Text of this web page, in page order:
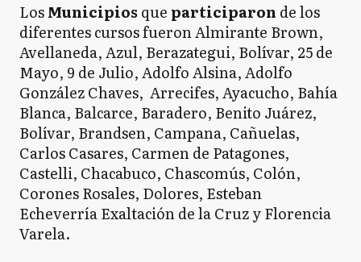
LosMunicipios que participaron de los
diferentes cursos fueron Almirante Brown,
Avellaneda, Azul, Berazategui, Bolívar, 25 de
Mayo, 9 de Julio, Adolfo Alsina, Adolfo
González Chaves, Arrecifes, Ayacucho, Bahía
Blanca, Balcarce, Baradero, Benito Juárez,
Bolívar, Brandsen, Campana, Cañuelas,
Carlos Casares, Carmen de Patagones,
Castelli, Chacabuco, Chascomús, Colón,
Corones Rosales, Dolores, Esteban
Echeverría Exaltación de la Cruz y Florencia
Varela.